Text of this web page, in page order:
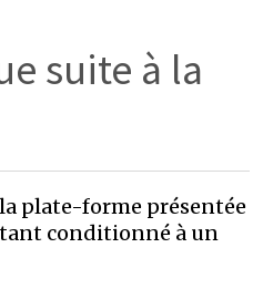
suite à la
plate-forme présentée
conditionné à un